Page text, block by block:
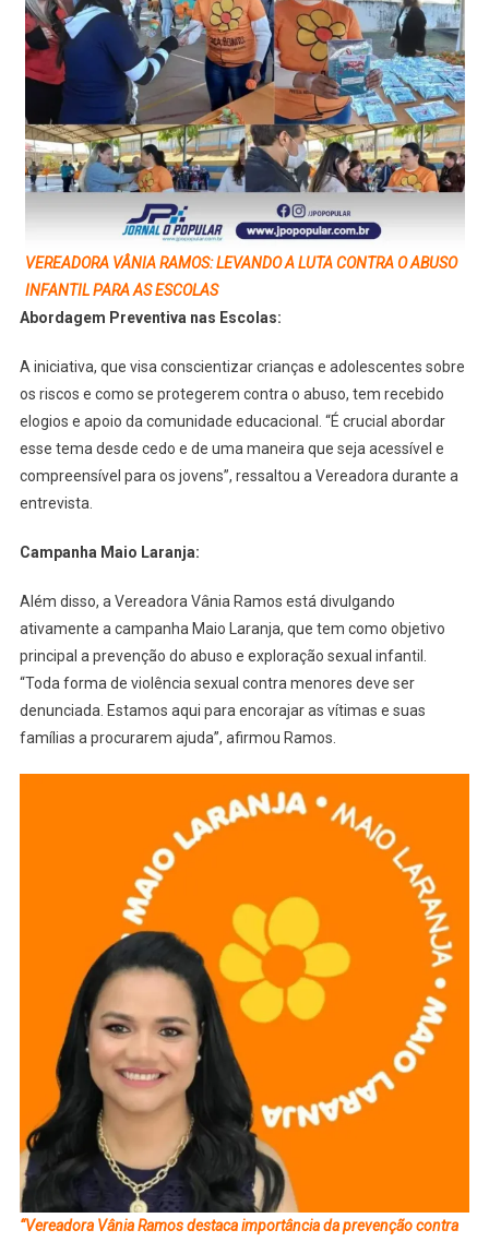
VEREADORA VÂNIA RAMOS: LEVANDO A LUTA CONTRA O ABUSO
INFANTIL PARA AS ESCOLAS
Abordagem Preventiva nas Escolas:
A iniciativa, que visa conscientizar crianças e adolescentes sobre
os riscos e como se protegerem contra o abuso, tem recebido
elogios e apoio da comunidade educacional. “É crucial abordar
esse tema desde cedo e de uma maneira que seja acessível e
compreensível para os jovens”, ressaltou a Vereadora durante a
entrevista.
Campanha Maio Laranja:
Além disso, a Vereadora Vânia Ramos está divulgando
ativamente a campanha Maio Laranja, que tem como objetivo
principal a prevenção do abuso e exploração sexual infantil.
“Toda forma de violência sexual contra menores deve ser
denunciada. Estamos aqui para encorajar as vítimas e suas
famílias a procurarem ajuda”, afirmou Ramos.
“Vereadora Vânia Ramos destaca importância da prevenção contra